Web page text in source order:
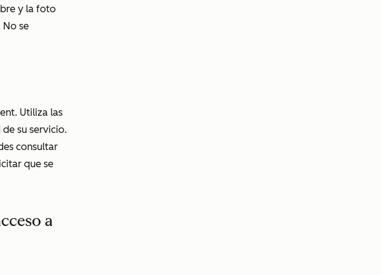
y la foto
se
Utiliza las
su servicio.
consultar
que se
a